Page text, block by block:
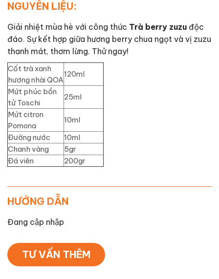
NGUYÊN LIỆU:
Giải nhiệt mùa hè với công thức Trà berry zuzu độc
đáo. Sự kết hợp giữa hương berry chua ngọt và vị zuzu
thanh mát, thơm lừng. Thử ngay!
Cốt trà xanh
hương nhài QOA
120ml
Mứt phúc bồn
tử Toschi
25ml
Mứt citron
Pomona
10ml
Đường nước
10ml
Chanh vàng
5gr
Đá viên
200gr
HƯỚNG DẪN
Đang cập nhập
TƯ VẤN THÊM